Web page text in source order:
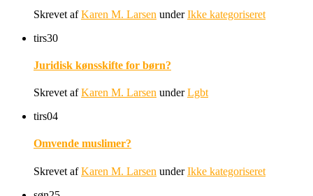
Skrevet afKaren M. Larsen underIkke kategoriseret
tirs30
Juridisk kønsskifte for børn?
Skrevet afKaren M. Larsen underLgbt
tirs04
Omvende muslimer?
Skrevet afKaren M. Larsen underIkke kategoriseret